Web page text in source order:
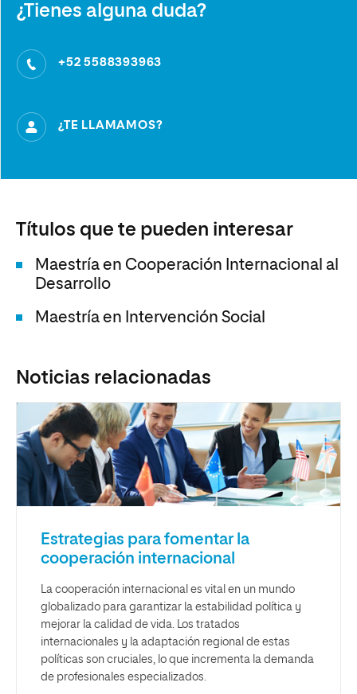
¿Tienes alguna duda?
+52 5588393963
¿TE LLAMAMOS?
Títulos que te pueden interesar
Maestría en Cooperación Internacional al
Desarrollo
Maestría en Intervención Social
Noticias relacionadas
Estrategias para fomentar la
cooperación internacional
La cooperación internacional es vital en un mundo
globalizado para garantizar la estabilidad política y
mejorar la calidad de vida. Los tratados
internacionales y la adaptación regional de estas
políticas son cruciales, lo que incrementa la demanda
de profesionales especializados.